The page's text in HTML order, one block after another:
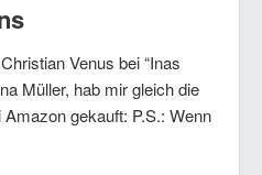
Venus bei “Inas
Müller, hab mir gleich die
gekauft: P.S.: Wenn